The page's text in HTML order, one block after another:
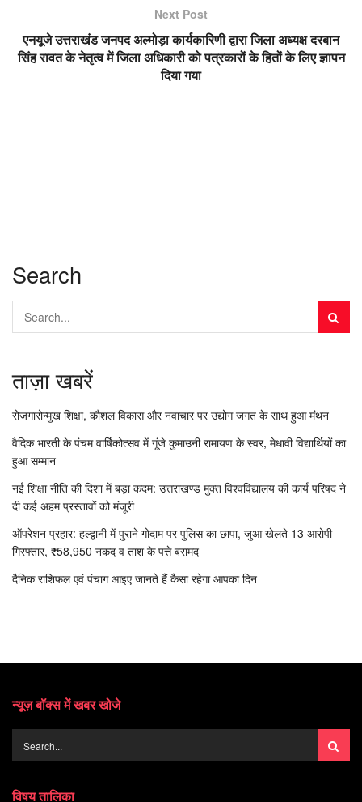
Next Post
एनयूजे उत्तराखंड जनपद अल्मोड़ा कार्यकारिणी द्वारा जिला अध्यक्ष दरबान
सिंह रावत के नेतृत्व में जिला अधिकारी को पत्रकारों के हितों के लिए ज्ञापन
दिया गया
Search
ताज़ा खबरें
रोजगारोन्मुख शिक्षा, कौशल विकास और नवाचार पर उद्योग जगत के साथ हुआ मंथन
वैदिक भारती के पंचम वार्षिकोत्सव में गूंजे कुमाउनी रामायण के स्वर, मेधावी विद्यार्थियों का
हुआ सम्मान
नई शिक्षा नीति की दिशा में बड़ा कदम: उत्तराखण्ड मुक्त विश्वविद्यालय की कार्य परिषद ने
दी कई अहम प्रस्तावों को मंजूरी
ऑपरेशन प्रहार: हल्द्वानी में पुराने गोदाम पर पुलिस का छापा, जुआ खेलते 13 आरोपी
गिरफ्तार, ₹58,950 नकद व ताश के पत्ते बरामद
दैनिक राशिफल एवं पंचाग आइए जानते हैं कैसा रहेगा आपका दिन
न्यूज़ बॉक्स में खबर खोजे
विषय तालिका